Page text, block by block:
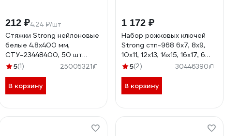
212 ₽4.24 ₽/шт
Стяжки Strong нейлоновые
белые 4.8x400 мм,
СTУ-23448400, 50 шт
СTУ-23448400
5(1) 25005321
В корзину
1 172 ₽
Набор рожковых ключей
Strong стп-968 6x7, 8x9,
10x11, 12x13, 14x15, 16x17, 6
шт. стп-96800006
5(2) 30446390
В корзину